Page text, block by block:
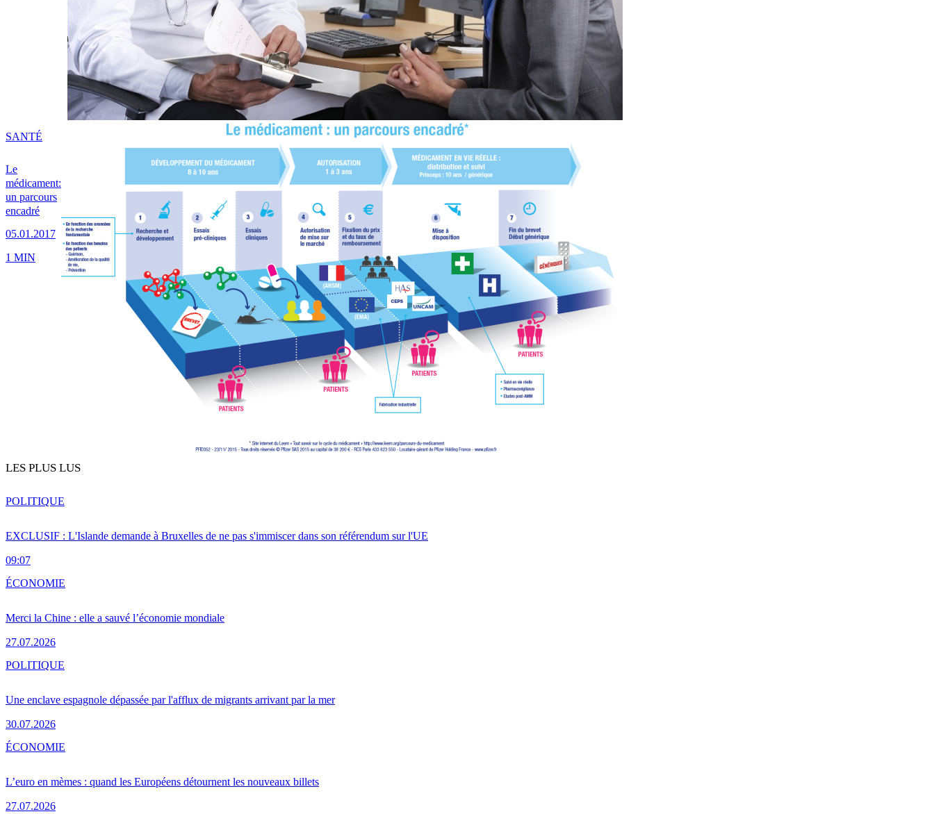
Le
médicament:
un parcours
encadré
05.01.2017
SANTÉ
1 MIN
LES PLUS LUS
EXCLUSIF : L'Islande demande à Bruxelles de ne pas s'immiscer dans son référendum sur l'UE
09:07
POLITIQUE
Merci la Chine : elle a sauvé l’économie mondiale
27.07.2026
ÉCONOMIE
Une enclave espagnole dépassée par l'afflux de migrants arrivant par la mer
30.07.2026
POLITIQUE
L’euro en mèmes : quand les Européens détournent les nouveaux billets
27.07.2026
ÉCONOMIE